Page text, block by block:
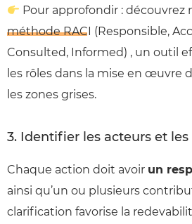
Pour approfondir : découvrez
méthode RACI (Responsible,
Consulted, Informed) , un outil
les rôles dans la mise en œuvre
les zones grises.
3. Identifier les acteurs et
Chaque action doit avoir un
ainsi qu’un ou plusieurs
clarification favorise la